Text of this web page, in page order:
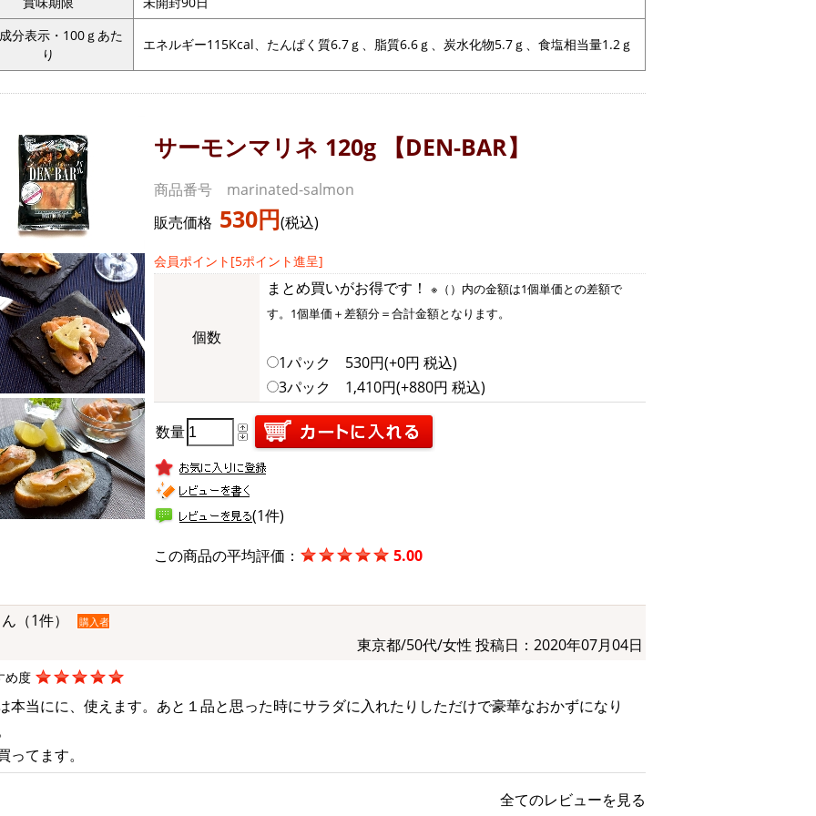
分表示・100ｇあた
り
エネルギー115Kcal、たんぱく質6.7ｇ、脂質6.6ｇ、炭水化物5.7ｇ、食塩相当量1.2ｇ
サーモンマリネ 120g 【DEN-BAR】
商品番号 marinated-salmon
販売価格 530円(税込)
会員ポイント[5ポイント進呈]
個数
まとめ買いがお得です！
※（）内の金額は1個単価との差額で
す。1個単価＋差額分＝合計金額となります。
1パック 530円(+0円 税込)
3パック 1,410円(+880円 税込)
数量
(1件)
この商品の平均評価：
5.00
（1件） 購入者
東京都/50代/女性 投稿日：2020年07月04日
め度
本当にに、使えます。あと１品と思った時にサラダに入れたりしただけで豪華なおかずになり
ってます。
全てのレビューを見る